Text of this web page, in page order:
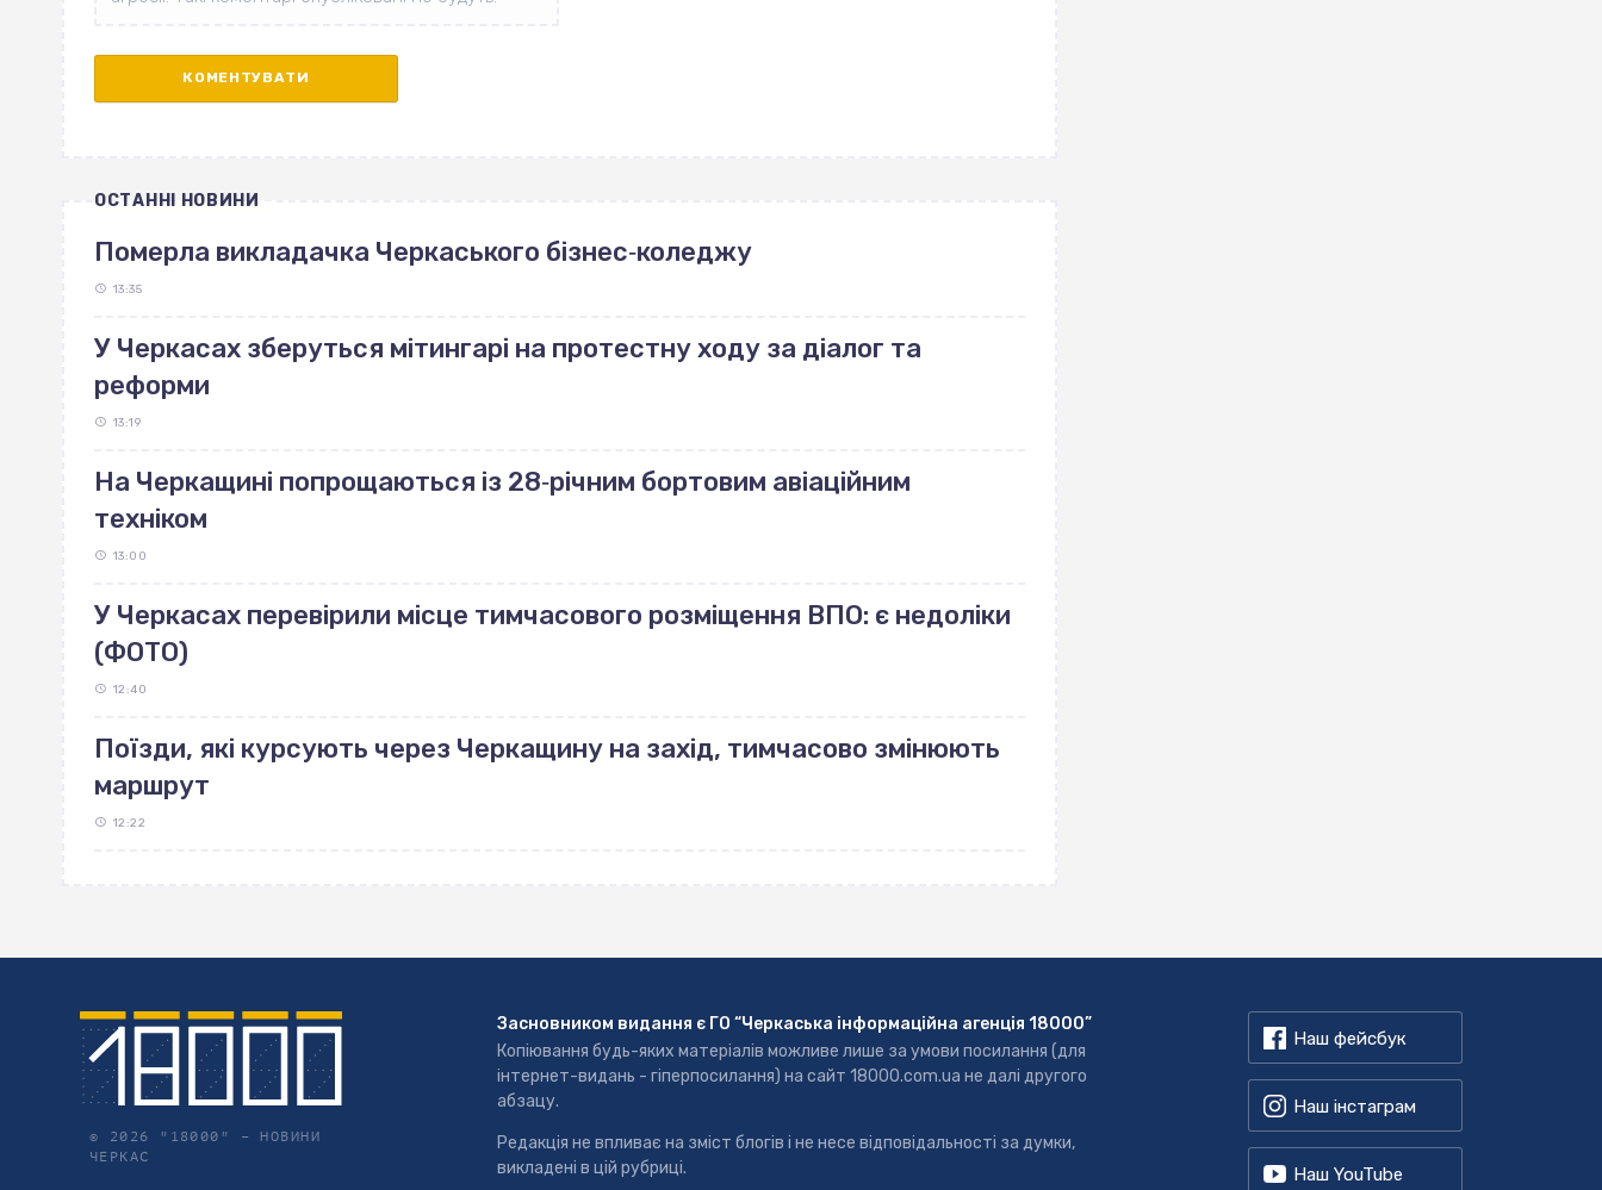
ОСТАННІ НОВИНИ
Померла викладачка Черкаського бізнес‐коледжу
13:35
У Черкасах зберуться мітингарі на протестну ходу за діалог та
реформи
13:19
На Черкащині попрощаються із 28‐річним бортовим авіаційним
техніком
13:00
У Черкасах перевірили місце тимчасового розміщення ВПО: є недоліки
(ФОТО)
12:40
Поїзди, які курсують через Черкащину на захід, тимчасово змінюють
маршрут
12:22
© 2026 "18000" –НОВИНИ
ЧЕРКАС
Засновником видання є ГО “Черкаська інформаційна агенція 18000”
Копіювання будь-яких матеріалів можливе лише за умови посилання (для
інтернет-видань - гіперпосилання) на сайт 18000.com.ua не далі другого
абзацу.
Редакція не впливає на зміст блогів і не несе відповідальності за думки,
викладені в цій рубриці.
Наш фейсбук
Наш інстаграм
Наш YouTube